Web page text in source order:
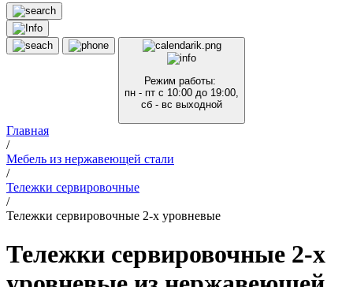
Режим работы:
пн - пт с 10:00 до 19:00,
сб - вс выходной
Главная
/
Мебель из нержавеющей стали
/
Тележки сервировочные
/
Тележки сервировочные 2-х уровневые
Тележки сервировочные 2-х